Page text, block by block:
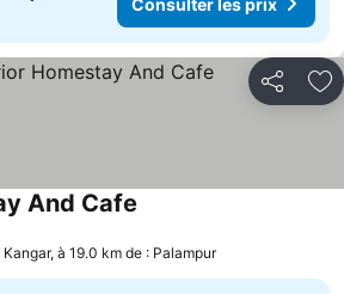
Partager
And Cafe
Kangar, à 19.0 km de : Palampur